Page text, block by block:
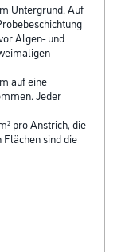
Untergrund. Auf
Algen- und
auf eine
Jeder
pro Anstrich, die
sind die